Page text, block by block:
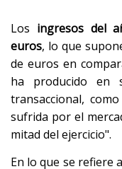
Los ingresos del
euros, lo que
de euros en
ha producido en
transaccional,
sufrida por el
mitad del ejercicio".
En lo que se refiere